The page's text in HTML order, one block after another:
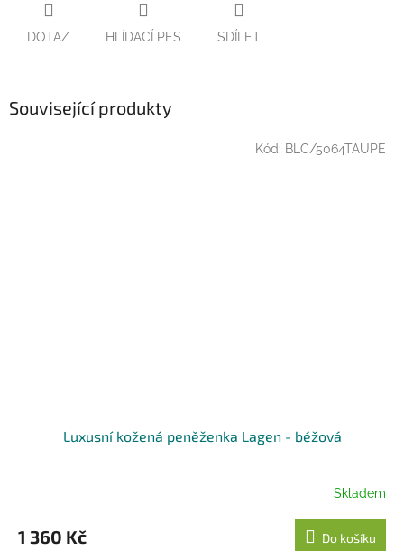
DOTAZ HLÍDACÍ PES SDÍLET
Související produkty
Luxusní kožená peněženka Lagen - béžová
Skladem
1 360 Kč Do košíku
Kód: BLC/5064TAUPE